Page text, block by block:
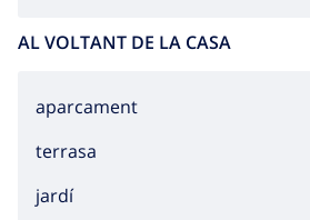
AL VOLTANT DE LA CASA
aparcament
terrasa
jardí